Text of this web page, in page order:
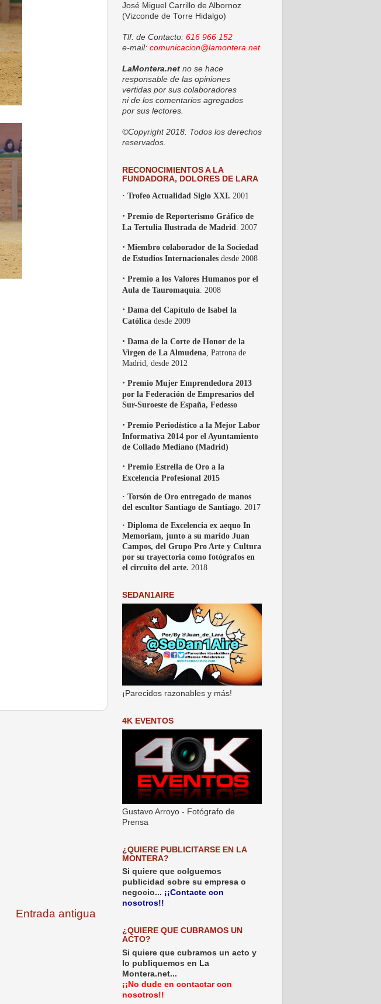
Entrada antigua
José Miguel Carrillo de Albornoz
(Vizconde de Torre Hidalgo)
Tlf. de Contacto: 616 966 152
e-mail: comunicacion@lamontera.net
LaMontera.net no se hace
responsable de las opiniones
vertidas por sus colaboradores
ni de los comentarios agregados
por sus lectores.
©Copyright 2018. Todos los derechos
reservados.
RECONOCIMIENTOS A LA
FUNDADORA, DOLORES DE LARA
· Trofeo Actualidad Siglo XXI. 2001
· Premio de Reporterismo Gráfico de
La Tertulia Ilustrada de Madrid . 2007
· Miembro colaborador de la Sociedad
de Estudios Internacionales desde 2008
· Premio a los Valores Humanos por el
Aula de Tauromaquia . 2008
· Dama del Capítulo de Isabel la
Católica desde 2009
· Dama de la Corte de Honor de la
Virgen de La Almudena , Patrona de
Madrid, desde 2012
· Premio Mujer Emprendedora 2013
por la Federación de Empresarios del
Sur-Suroeste de España, Fedesso
· Premio Periodístico a la Mejor Labor
Informativa 2014 por el Ayuntamiento
de Collado Mediano (Madrid)
· Premio Estrella de Oro a la
Excelencia Profesional 2015
· Torsón de Oro entregado de manos
del escultor Santiago de Santiago . 2017
· Diploma de Excelencia ex aequo In
Memoriam, junto a su marido Juan
Campos, del Grupo Pro Arte y Cultura
por su trayectoria como fotógrafos en
el circuito del arte. 2018
SEDAN1AIRE
¡Parecidos razonables y más!
4K EVENTOS
Gustavo Arroyo - Fotógrafo de
Prensa
¿QUIERE PUBLICITARSE EN LA
MONTERA?
Si quiere que colguemos
publicidad sobre su empresa o
negocio... ¡¡Contacte con
nosotros!!
¿QUIERE QUE CUBRAMOS UN
ACTO?
Si quiere que cubramos un acto y
lo publiquemos en La
Montera.net...
¡¡No dude en contactar con
nosotros!!